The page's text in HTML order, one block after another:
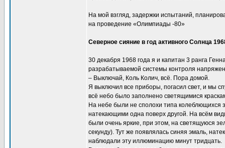
На мой взгляд, задержки испытаний,
на проведение «Олимпиады -80»
Северное сияние в год активного Солнца
30 декабря 1968 года я и капитан 3 ранга
разрабатываемой системы контроля
– Выключай, Коль Колич, всё. Пора домой.
Я выключил все приборы, погасил свет, и мы
всё небо было заполнено светящимися
На небе были не сполохи типа колеблющихся
натекающими одна поверх другой. На всём
были очень яркие, при этом, на светящуюся
секунду). Тут же появлялась синяя эмаль,
наблюдали эту иллюминацию минут тридцать.